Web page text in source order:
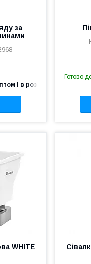
за
і в роздріб
Готово
WHITE